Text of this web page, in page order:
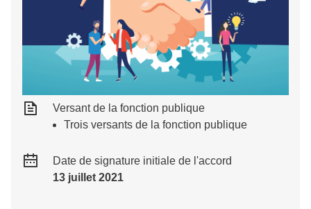
Versant de la fonction publique
Trois versants de la fonction publique
Date de signature initiale de l'accord
13 juillet 2021